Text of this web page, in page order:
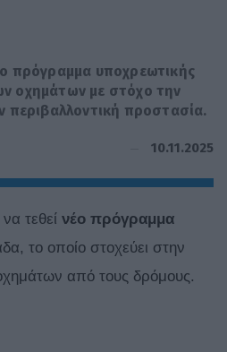
πρόγραμμα υποχρεωτικής
οχημάτων με στόχο την
περιβαλλοντική προστασία.
10.11.2025
τεθεί νέο πρόγραμμα
το οποίο στοχεύει στην
από τους δρόμους.